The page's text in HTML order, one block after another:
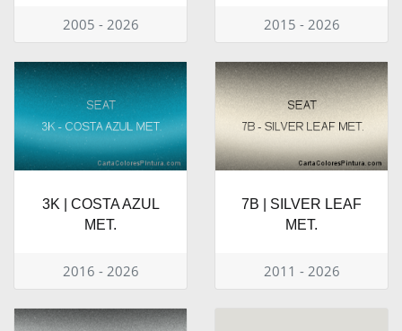
2005 - 2026 2015 - 2026
3K | COSTA AZUL
MET.
2016 - 2026
7B | SILVER LEAF
MET.
2011 - 2026